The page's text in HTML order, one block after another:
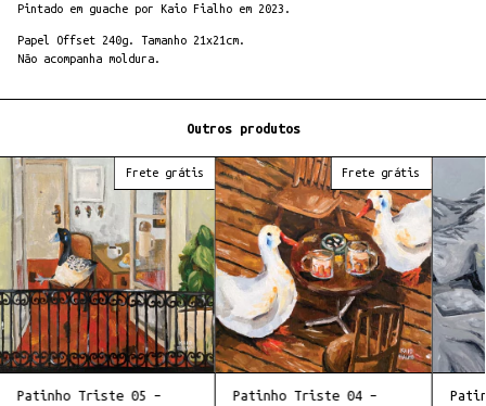
Pintado em guache por Kaio Fialho em 2023.
Papel Offset 240g. Tamanho 21x21cm.
Não acompanha moldura.
Outros produtos
Frete grátis
Patinho Triste 05 –
Frete grátis
Patinho Triste 04 –